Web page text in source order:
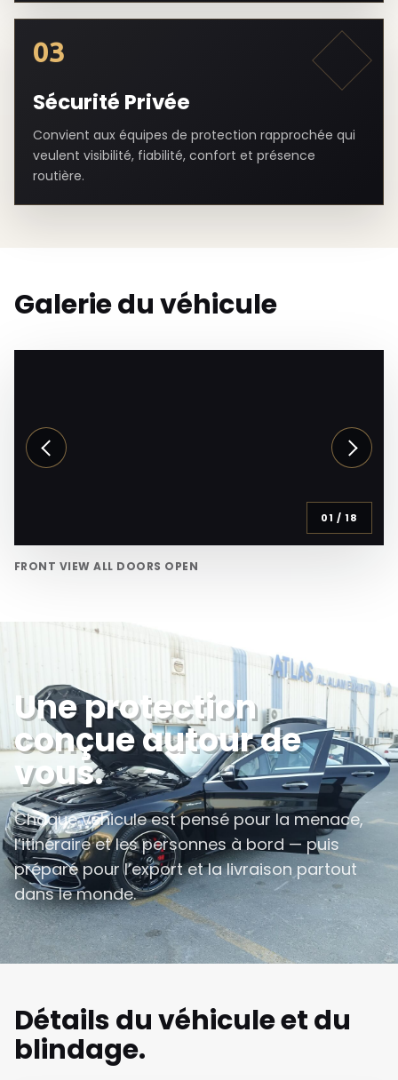
03
Sécurité Privée
Convient aux équipes de protection rapprochée qui
veulent visibilité, fiabilité, confort et présence
routière.
Galerie du véhicule
01 / 18
FRONT VIEW ALL DOORS OPEN
Une protection
conçue autour de
vous.
Chaque véhicule est pensé pour la menace,
l’itinéraire et les personnes à bord — puis
préparé pour l’export et la livraison partout
dans le monde.
Détails du véhicule et du
blindage.